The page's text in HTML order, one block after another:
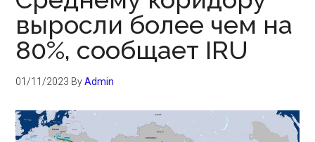
выросли более чем на
80%, сообщает IRU
01/11/2023 ByAdmin